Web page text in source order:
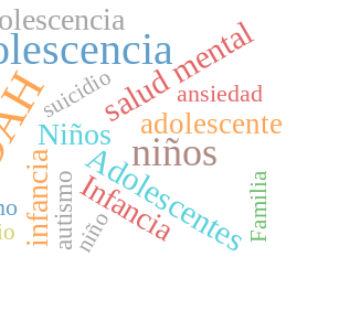
niños
Adolescentes
salud mental
Infancia
Niños
infancia
adolescente
autismo
ansiedad
Familia
suicidio
niño